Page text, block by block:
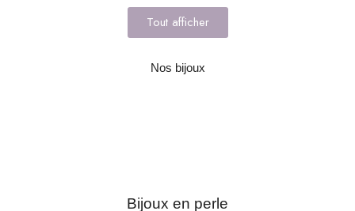
Tout afficher
Nos bijoux
Bijoux en perle